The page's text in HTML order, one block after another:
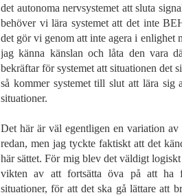
det autonoma nervsystemet att sluta
behöver vi lära systemet att det inte
det gör vi genom att inte agera i enlighet
jag känna känslan och låta den vara
bekräftar för systemet att situationen det
så kommer systemet till slut att lära sig
situationer.
Det här är väl egentligen en variation
redan, men jag tyckte faktiskt att det
här sättet. För mig blev det väldigt
vikten av att fortsätta öva på att ha
situationer, för att det ska gå lättare att